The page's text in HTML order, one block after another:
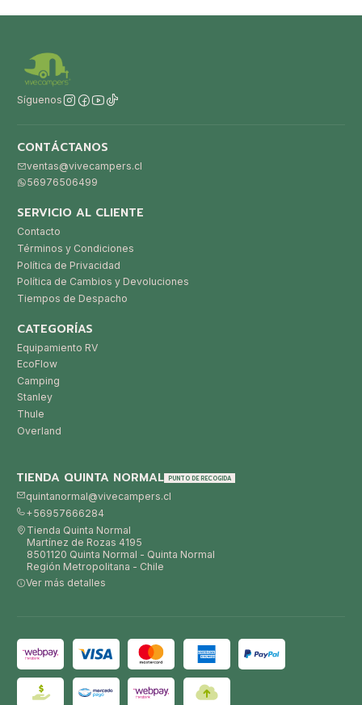
Síguenos
CONTÁCTANOS
ventas@vivecampers.cl
56976506499
SERVICIO AL CLIENTE
Contacto
Términos y Condiciones
Política de Privacidad
Política de Cambios y Devoluciones
Tiempos de Despacho
CATEGORÍAS
Equipamiento RV
EcoFlow
Camping
Stanley
Thule
Overland
TIENDA QUINTA NORMAL PUNTO DE RECOGIDA
quintanormal@vivecampers.cl
+56957666284
Tienda Quinta Normal
Martínez de Rozas 4195
8501120 Quinta Normal - Quinta Normal
Región Metropolitana - Chile
Ver más detalles